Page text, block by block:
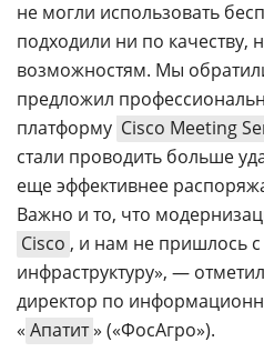
не могли использовать
подходили ни по качеству,
возможностям. Мы
предложил
платформу Сisco Meeting
стали проводить больше
еще эффективнее
Важно и то, что
Cisco , и нам не пришлось с
инфраструктуру», — отметил
директор по
« Апатит» («ФосАгро»).